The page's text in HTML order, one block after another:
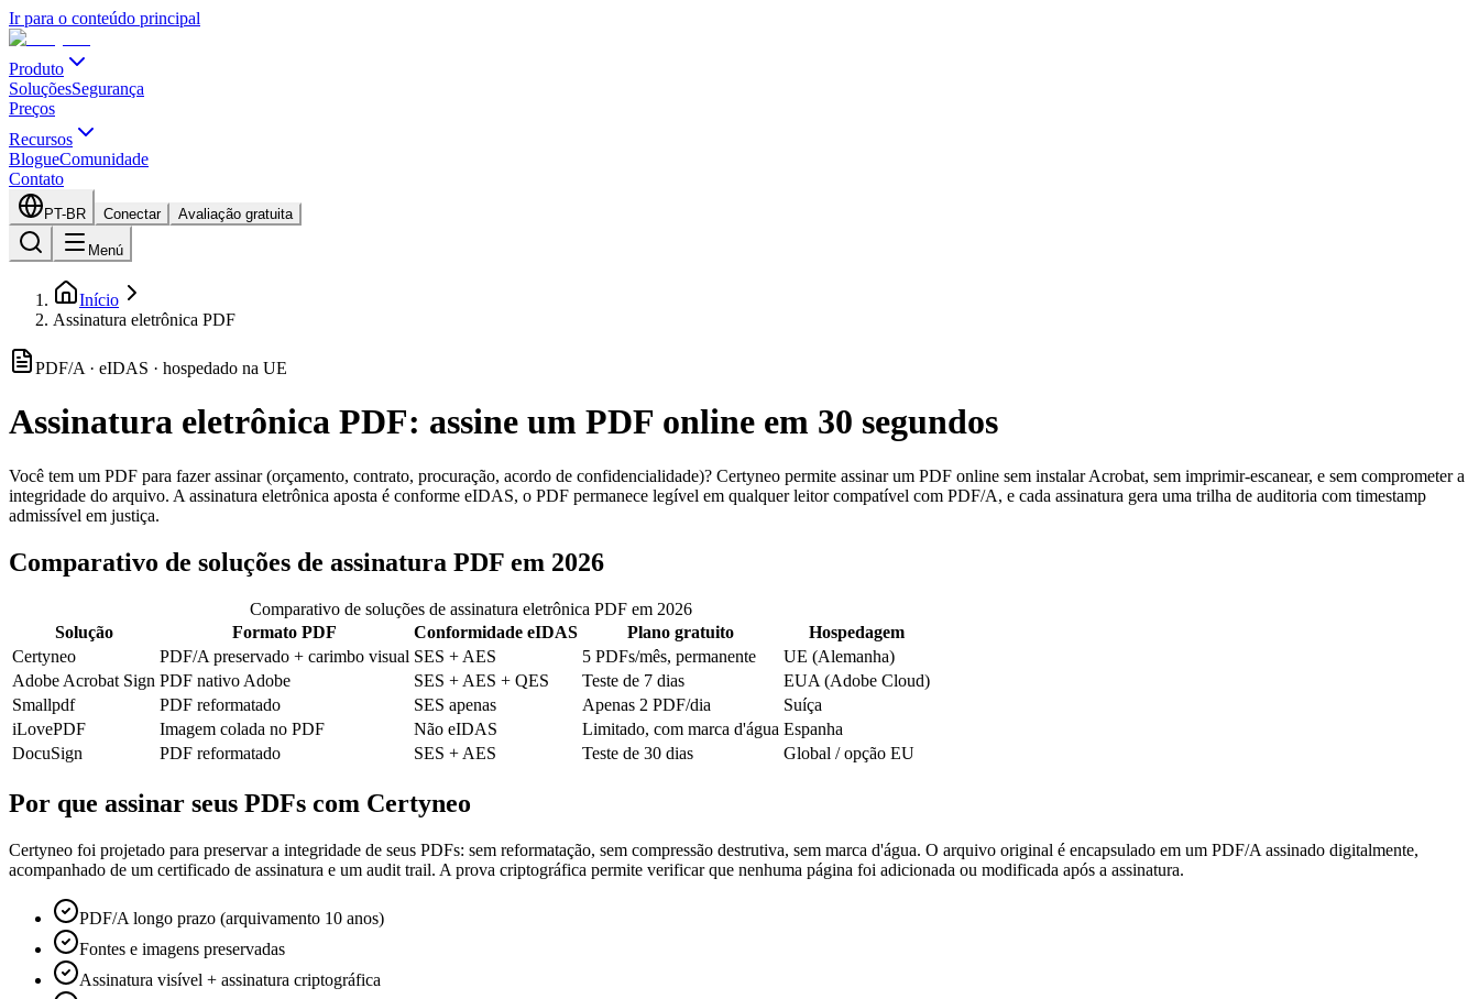
Ir para o conteúdo principal
Produto
SoluçõesSegurança
Preços
Recursos
BlogueComunidade
Contato
PT-BR Conectar Avaliação gratuita
Menú
Início
Assinatura eletrônica PDF
PDF/A · eIDAS · hospedado na UE
Assinatura eletrônica PDF: assine um PDF online em 30 segundos
Você tem um PDF para fazer assinar (orçamento, contrato, procuração, acordo de confidencialidade)? Certyneo permite assinar um PDF online sem instalar Acrobat, sem imprimir-escanear, e sem comprometer a
integridade do arquivo. A assinatura eletrônica aposta é conforme eIDAS, o PDF permanece legível em qualquer leitor compatível com PDF/A, e cada assinatura gera uma trilha de auditoria com timestamp
admissível em justiça.
Comparativo de soluções de assinatura PDF em 2026
Comparativo de soluções de assinatura eletrônica PDF em 2026
Solução
Formato PDF Conformidade eIDAS Plano gratuito
Hospedagem
Certyneo
PDF/A preservado + carimbo visual SES + AES 5 PDFs/mês, permanente
UE (Alemanha)
Adobe Acrobat Sign PDF nativo Adobe SES + AES + QES Teste de 7 dias
EUA (Adobe Cloud)
Smallpdf
PDF reformatado SES apenas Apenas 2 PDF/dia
Suíça
iLovePDF
Imagem colada no PDF Não eIDAS Limitado, com marca d'água Espanha
DocuSign
PDF reformatado SES + AES Teste de 30 dias Global / opção EU
Por que assinar seus PDFs com Certyneo
Certyneo foi projetado para preservar a integridade de seus PDFs: sem reformatação, sem compressão destrutiva, sem marca d'água. O arquivo original é encapsulado em um PDF/A assinado digitalmente,
acompanhado de um certificado de assinatura e um audit trail. A prova criptográfica permite verificar que nenhuma página foi adicionada ou modificada após a assinatura.
PDF/A longo prazo (arquivamento 10 anos)
Fontes e imagens preservadas
Assinatura visível + assinatura criptográfica